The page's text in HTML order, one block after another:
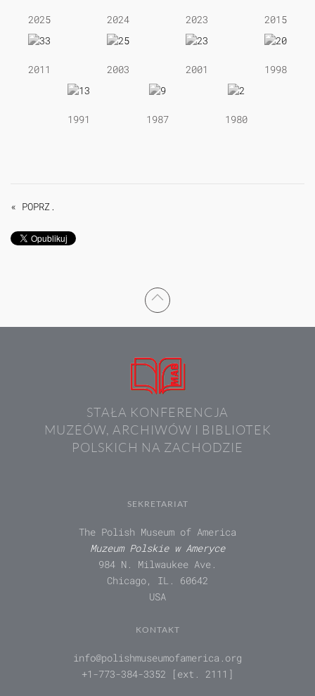
2025 2024 2023 2015
2011 2003 2001 1998
1991 1987 1980
« POPRZ.
STAŁA KONFERENCJA
MUZEÓW, ARCHIWÓW I BIBLIOTEK
POLSKICH NA ZACHODZIE
SEKRETARIAT
The Polish Museum of America
Muzeum Polskie w Ameryce
984 N. Milwaukee Ave.
Chicago, IL. 60642
USA
KONTAKT
info@polishmuseumofamerica.org
+1-773-384-3352 [ext. 2111]